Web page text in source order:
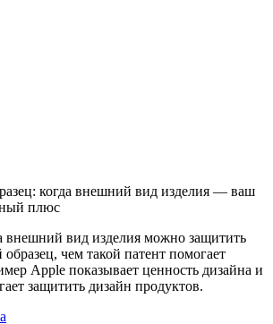
когда внешний вид изделия — ваш
плюс
внешний вид изделия можно защитить
чем такой патент помогает
Apple показывает ценность дизайна и
защитить дизайн продуктов.